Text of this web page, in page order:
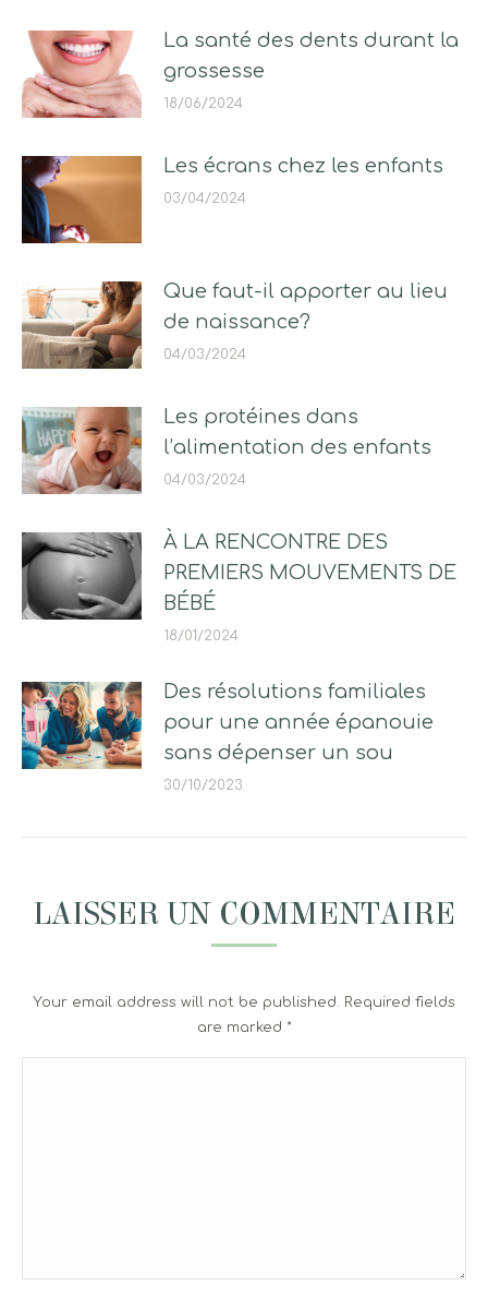
La santé des dents durant la
grossesse
18/06/2024
Les écrans chez les enfants
03/04/2024
Que faut-il apporter au lieu
de naissance?
04/03/2024
Les protéines dans
l’alimentation des enfants
04/03/2024
À LA RENCONTRE DES
PREMIERS MOUVEMENTS DE
BÉBÉ
18/01/2024
Des résolutions familiales
pour une année épanouie
sans dépenser un sou
30/10/2023
LAISSER UN COMMENTAIRE
Your email address will not be published. Required fields
are marked *